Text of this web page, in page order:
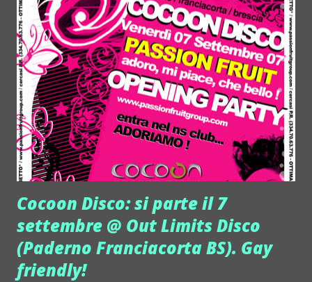
parties che animano l’intera città: teatro di un forte
impatto visivo per tutto quello che è contemporaneo.
Spazio dunque ai programmi delle proiezioni, alle star
attese in laguna, ai parties e alle feste “blindate”. Tra gli
appuntamenti della Mostra del Cinema il Tim Burton Day
del 5 settembre. Il regista è premiato con il Leone d'Oro
alla Carriera e anche 2night Magazine ha voluto rendergli
omaggio dedicandogli la cover di questo Speciale su
"Cinema e Nightlife", che ben si adatta alle s...
Cocoon Disco: si parte il 7
settembre @ Out Limits Disco
(Paderno Franciacorta BS). Gay
friendly!